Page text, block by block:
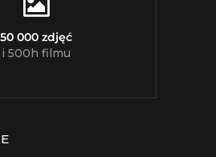
50 000 zdjęć
i 500h filmu